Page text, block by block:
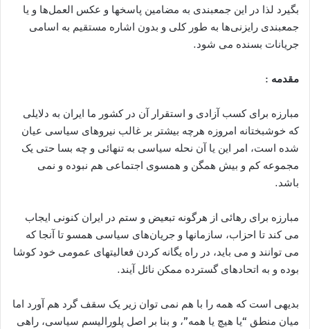
بگيرد لذا در اين جمعبندی به مضامين پاسخها و عکس العمل‌ها و يا
جمعبندی رايزنی‌ها به طور کلی و بدون اشاره مستقيم به اسامی
جريانات بسنده می شود.
مقدمه :
مبارزه برای کسب آزادی و استقرار آن در کشور ما ايران به دلايلی
که خوشبختانه امروزه هرچه بيشتر بر غالب نيروهای سياسی عيان
شده است، امر اين يا آن نحله سياسی به تنهائی و چه بسا حتی يک
مجموعه کم و بيش همگن و همسوی اجتماعی هم نبوده و نمی
باشد.
مبارزه برای رهائی از هرگونه تبعيض و ستم در ايران کنونی ايجاب
می کند تا احزاب، سازمانها و جریان‌های سياسی همسو تا آنجا که
می توانند و می بايد، در راه يگانه کردن فعاليتهای عمومی خود کوشا
بوده و به اتحادهای گسترده ممکن نائل آيند.
بديهی است که همه را با هم نمی توان زير يک سقف گرد هم آورد اما
ميان منطق “يا هيچ يا همه”، و بنا بر اصل پلوراليسم سياسی، راهی